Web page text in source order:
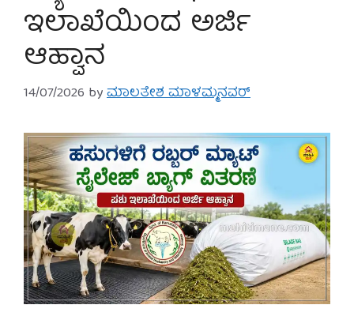
ಇಲಾಖೆಯಿಂದ ಅರ್ಜಿ
ಆಹ್ವಾನ
14/07/2026 byಮಾಲತೇಶ ಮಾಳಮ್ಮನವರ್